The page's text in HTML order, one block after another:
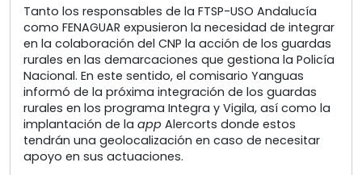
Tanto los responsables de la FTSP-USO Andalucía
como FENAGUAR expusieron la necesidad de integrar
en la colaboración del CNP la acción de los guardas
rurales en las demarcaciones que gestiona la Policía
Nacional. En este sentido, el comisario Yanguas
informó de la próxima integración de los guardas
rurales en los programa Integra y Vigila, así como la
implantación de la app Alercorts donde estos
tendrán una geolocalización en caso de necesitar
apoyo en sus actuaciones.